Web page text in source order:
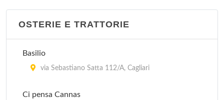
OSTERIE E TRATTORIE
Basilio
via Sebastiano Satta 112/A, Cagliari
Ci pensa Cannas